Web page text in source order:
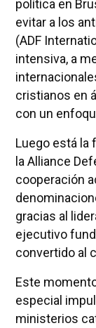
política en
evitar a los
(ADF
intensiva, a
cristianos en
con un
Luego está la
la Alliance
cooperación
gracias al
ejecutivo
convertido al
Este
especial
ministerios